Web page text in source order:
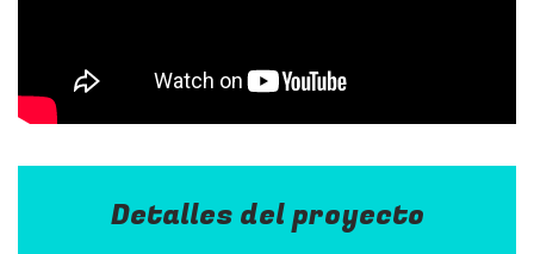
Detalles del proyecto